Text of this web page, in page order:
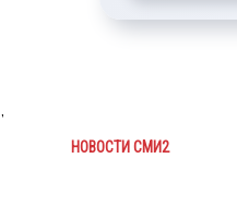
НОВОСТИ СМИ2